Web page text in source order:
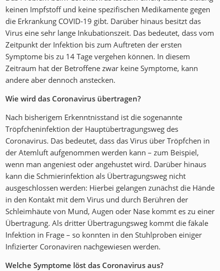
keinen Impfstoff und keine spezifischen Medikamente gegen
die Erkrankung COVID-19 gibt. Darüber hinaus besitzt das
Virus eine sehr lange Inkubationszeit. Das bedeutet, dass vom
Zeitpunkt der Infektion bis zum Auftreten der ersten
Symptome bis zu 14 Tage vergehen können. In diesem
Zeitraum hat der Betroffene zwar keine Symptome, kann
andere aber dennoch anstecken.
Wie wird das Coronavirus übertragen?
Nach bisherigem Erkenntnisstand ist die sogenannte
Tröpfcheninfektion der Hauptübertragungsweg des
Coronavirus. Das bedeutet, dass das Virus über Tröpfchen in
der Atemluft aufgenommen werden kann – zum Beispiel,
wenn man angeniest oder angehustet wird. Darüber hinaus
kann die Schmierinfektion als Übertragungsweg nicht
ausgeschlossen werden: Hierbei gelangen zunächst die Hände
in den Kontakt mit dem Virus und durch Berühren der
Schleimhäute von Mund, Augen oder Nase kommt es zu einer
Übertragung. Als dritter Übertragungsweg kommt die fäkale
Infektion in Frage – so konnten in den Stuhlproben einiger
Infizierter Coronaviren nachgewiesen werden.
Welche Symptome löst das Coronavirus aus?